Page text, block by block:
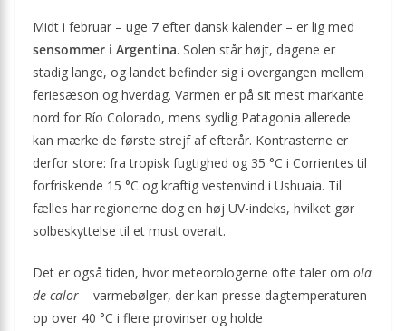
Midt i februar – uge 7 efter dansk kalender – er lig med
sensommer i Argentina. Solen står højt, dagene er
stadig lange, og landet befinder sig i overgangen mellem
feriesæson og hverdag. Varmen er på sit mest markante
nord for Río Colorado, mens sydlig Patagonia allerede
kan mærke de første strejf af efterår. Kontrasterne er
derfor store: fra tropisk fugtighed og 35 °C i Corrientes til
forfriskende 15 °C og kraftig vestenvind i Ushuaia. Til
fælles har regionerne dog en høj UV-indeks, hvilket gør
solbeskyttelse til et must overalt.
Det er også tiden, hvor meteorologerne ofte taler om ola
de calor – varmebølger, der kan presse dagtemperaturen
op over 40 °C i flere provinser og holde